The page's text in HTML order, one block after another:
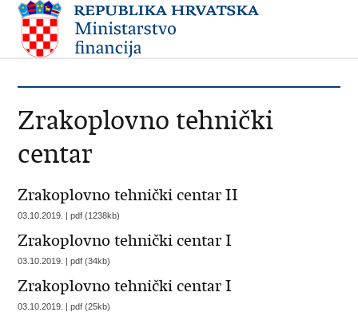
Zrakoplovno tehnički
centar
Zrakoplovno tehnički centar II
03.10.2019. | pdf (1238kb)
Zrakoplovno tehnički centar I
03.10.2019. | pdf (34kb)
Zrakoplovno tehnički centar I
03.10.2019. | pdf (25kb)